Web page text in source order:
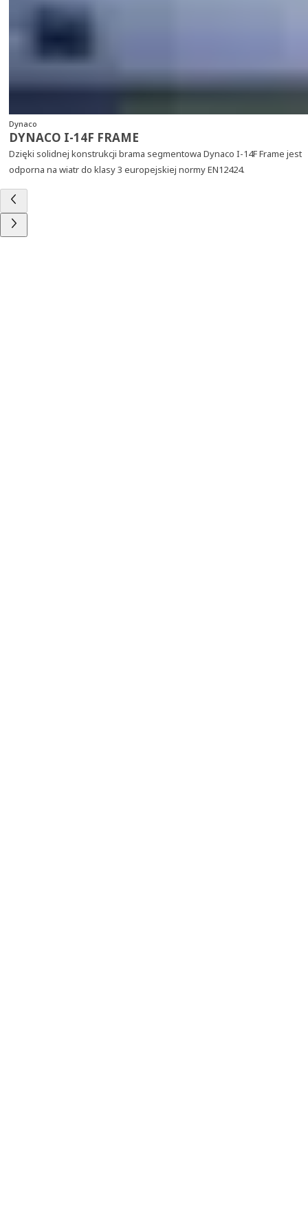
Dynaco
DYNACO I-14F FRAME
Dzięki solidnej konstrukcji brama segmentowa Dynaco I-14F Frame jest
odporna na wiatr do klasy 3 europejskiej normy EN12424.